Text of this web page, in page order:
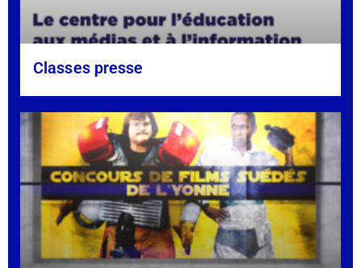
Classes presse